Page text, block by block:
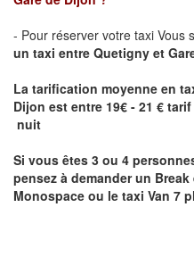
- Pour réserver votre taxi Vous
un taxi entre Quetigny et
La tarification moyenne en
Dijon est entre 19€ - 21 €
nuit
Si vous êtes 3 ou 4
pensez à demander un
Monospace ou le taxi Van 7